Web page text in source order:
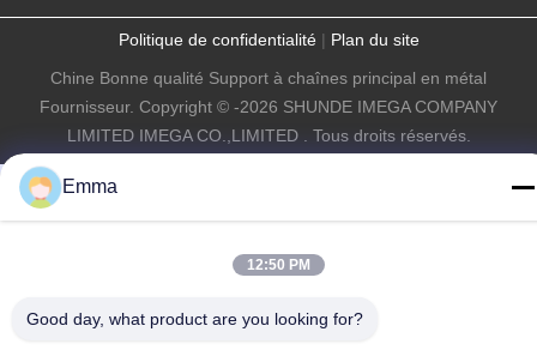
Politique de confidentialité| Plan du site
Chine Bonne qualité Support à chaînes principal en métal
Fournisseur. Copyright © -2026 SHUNDE IMEGA COMPANY
LIMITED IMEGA CO.,LIMITED . Tous droits réservés.
Emma
12:50 PM
Good day, what product are you looking for?